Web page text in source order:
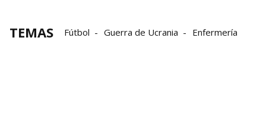
TEMAS Fútbol Guerra de Ucrania Enfermería